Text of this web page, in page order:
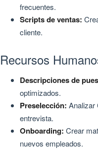
frecuentes.
Scripts de ventas:
cliente.
Recursos
Descripciones de
optimizados.
Preselección: Analizar
entrevista.
Onboarding: Crear
nuevos empleados.